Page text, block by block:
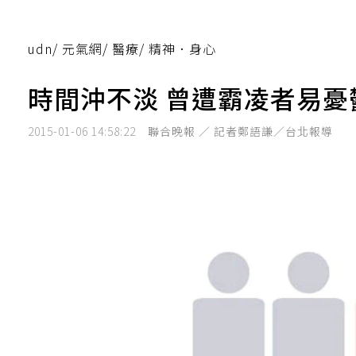
udn/ 元氣網/ 醫療/ 精神．身心
時間沖不淡 曾遭霸凌者易
2015-01-06 14:58:22 聯合晚報 ／ 記者鄭語謙／台北報導